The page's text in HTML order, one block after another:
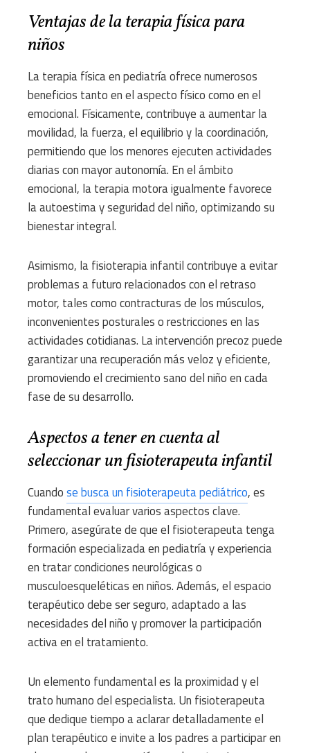
Ventajas de la terapia física para
niños
La terapia física en pediatría ofrece numerosos
beneficios tanto en el aspecto físico como en el
emocional. Físicamente, contribuye a aumentar la
movilidad, la fuerza, el equilibrio y la coordinación,
permitiendo que los menores ejecuten actividades
diarias con mayor autonomía. En el ámbito
emocional, la terapia motora igualmente favorece
la autoestima y seguridad del niño, optimizando su
bienestar integral.
Asimismo, la fisioterapia infantil contribuye a evitar
problemas a futuro relacionados con el retraso
motor, tales como contracturas de los músculos,
inconvenientes posturales o restricciones en las
actividades cotidianas. La intervención precoz puede
garantizar una recuperación más veloz y eficiente,
promoviendo el crecimiento sano del niño en cada
fase de su desarrollo.
Aspectos a tener en cuenta al
seleccionar un fisioterapeuta infantil
Cuandose busca un fisioterapeuta pediátrico, es
fundamental evaluar varios aspectos clave.
Primero, asegúrate de que el fisioterapeuta tenga
formación especializada en pediatría y experiencia
en tratar condiciones neurológicas o
musculoesqueléticas en niños. Además, el espacio
terapéutico debe ser seguro, adaptado a las
necesidades del niño y promover la participación
activa en el tratamiento.
Un elemento fundamental es la proximidad y el
trato humano del especialista. Un fisioterapeuta
que dedique tiempo a aclarar detalladamente el
plan terapéutico e invite a los padres a participar en